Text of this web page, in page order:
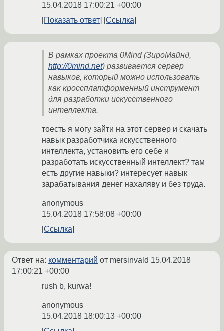
15.04.2018 17:00:21 +00:00
Показать ответ
Ссылка
В рамках проекта 0Mind (ЗироМайнд,
http://0mind.net) развивается сервер
навыков, который можно использовать
как кроссплатформенный инструмент
для разработки искусственного
интеллекта.
тоесть я могу зайти на этот сервер и скачать
навык разработчика искусственного
интеллекта, установить его себе и
разработать искусственный интеллект? там
есть другие навыки? интересует навык
зарабатывания денег нахаляву и без труда.
anonymous
15.04.2018 17:58:08 +00:00
Ссылка
Ответ на: комментарий от mersinvald 15.04.2018
17:00:21 +00:00
rush b, kurwa!
anonymous
15.04.2018 18:00:13 +00:00